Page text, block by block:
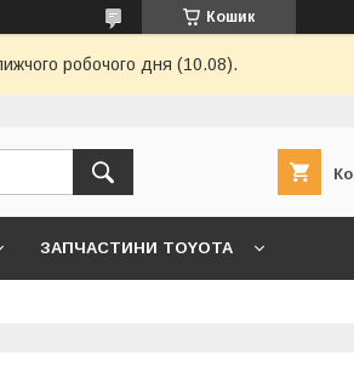
Кошик
робочого дня (10.08).
ЗАПЧАСТИНИ TOYOTA